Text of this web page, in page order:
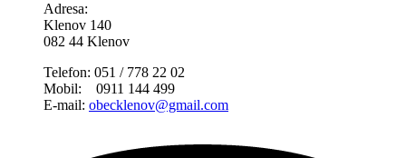
Adresa:
Klenov 140
082 44 Klenov
Telefon: 051 / 778 22 02
Mobil: 0911 144 499
E-mail: obecklenov@gmail.com